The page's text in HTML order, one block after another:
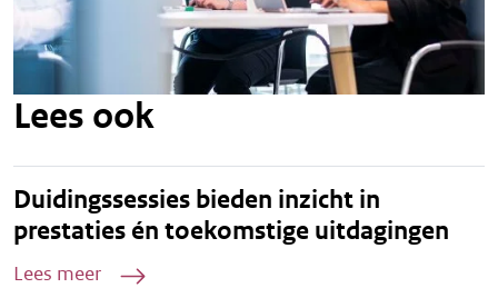
Lees ook
Duidingssessies bieden inzicht in
prestaties én toekomstige uitdagingen
Lees meer